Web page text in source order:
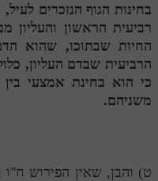
תלמוד עשר הספירות חלק ז
תלמוד עשר הספירות חלק ח
תלמוד עשר הספירות חלק ט
תלמוד עשר הספירות חלק יב
בחינות הגוף הנזכרים
רביעית הראשון והעליון
החיות שבתוכו, שהוא
הרביעית שבדם העליון,
כי הוא בחינת אמצעי בין
משניהם.
ט) והבן, שאין הפירוש ח"ו